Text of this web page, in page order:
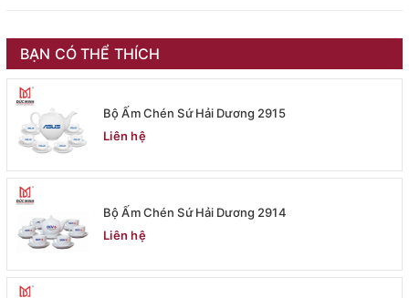
BẠN CÓ THỂ THÍCH
Bộ Ấm Chén Sứ Hải Dương 2915
Liên hệ
Bộ Ấm Chén Sứ Hải Dương 2914
Liên hệ